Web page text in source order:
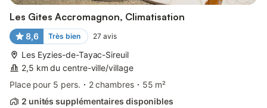
Les Gites Accromagnon, Climatisation
8,6 Très bien 27 avis
Les Eyzies-de-Tayac-Sireuil
2,5 km du centre-ville/village
Place pour 5 pers.
2 chambres
55 m²
2 unités supplémentaires disponibles